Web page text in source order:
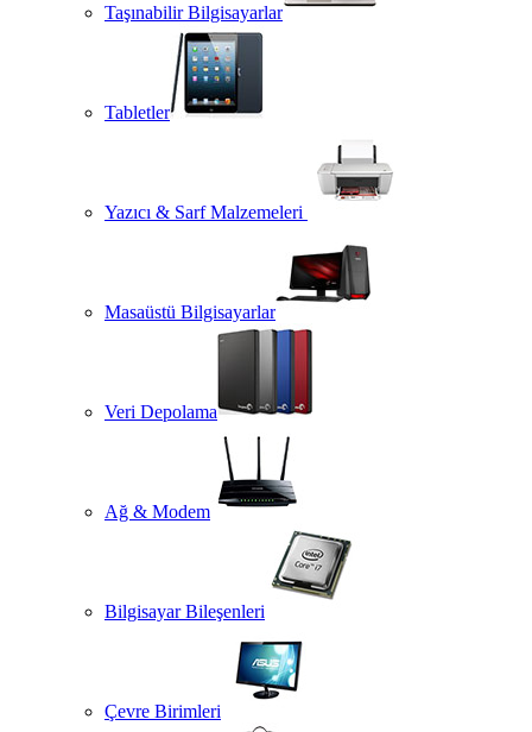
Taşınabilir Bilgisayarlar
Tabletler
Yazıcı & Sarf Malzemeleri
Masaüstü Bilgisayarlar
Veri Depolama
Ağ & Modem
Bilgisayar Bileşenleri
Çevre Birimleri